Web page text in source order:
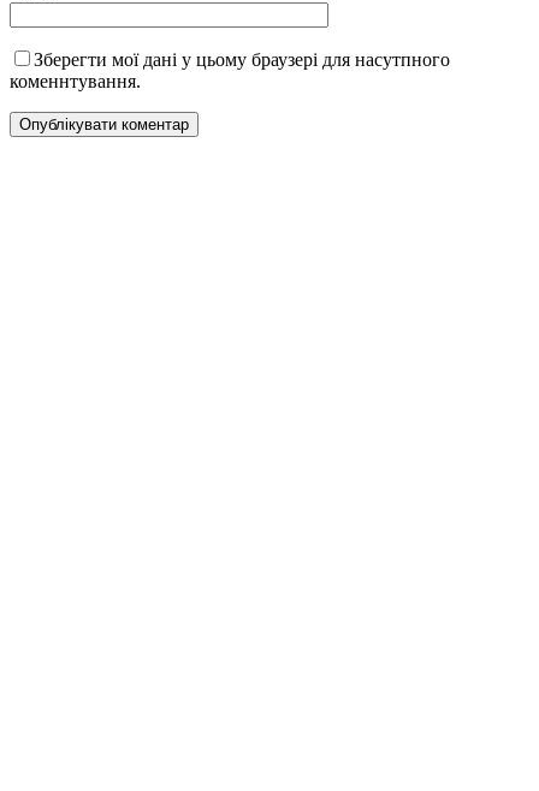
Зберегти мої дані у цьому браузері для насутпного
коменнтування.